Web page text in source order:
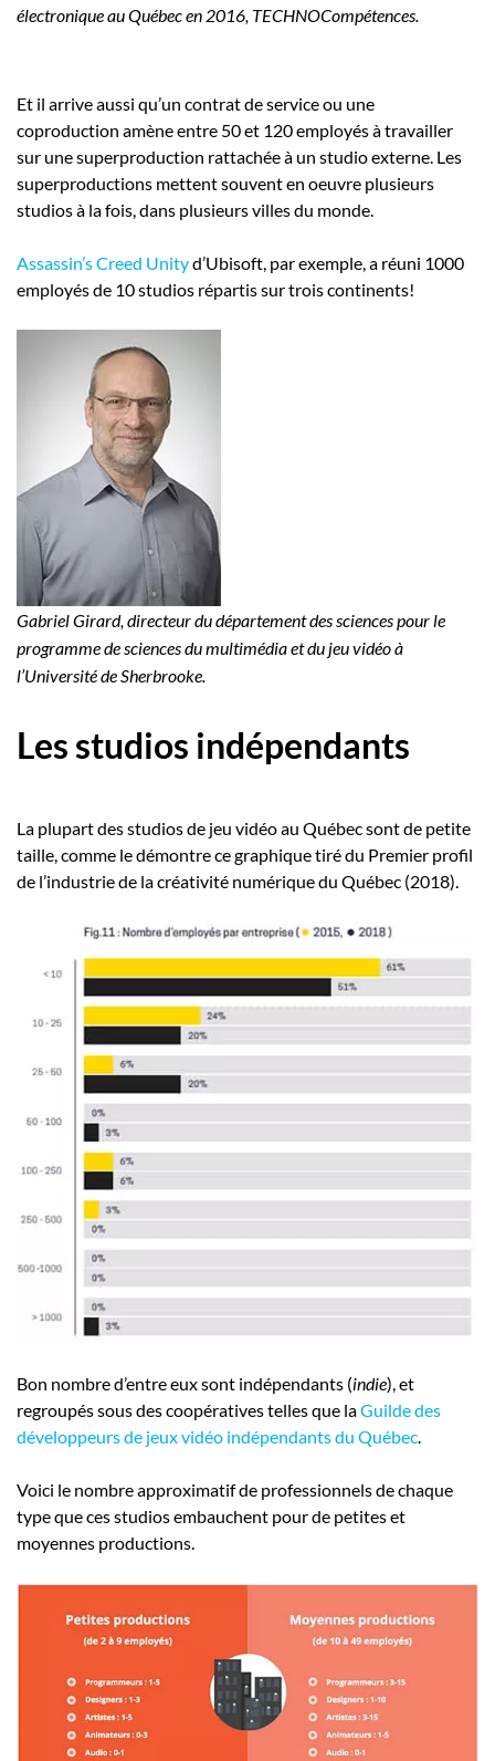
électronique au Québec en 2016, TECHNOCompétences.
Et il arrive aussi qu’un contrat de service ou une
coproduction amène entre 50 et 120 employés à travailler
sur une superproduction rattachée à un studio externe. Les
superproductions mettent souvent en oeuvre plusieurs
studios à la fois, dans plusieurs villes du monde.
Assassin’s Creed Unityd’Ubisoft, par exemple, a réuni 1000
employés de 10 studios répartis sur trois continents!
Gabriel Girard, directeur du département des sciences pour le
programme de sciences du multimédia et du jeu vidéo à
l’Université de Sherbrooke.
Les studios indépendants
La plupart des studios de jeu vidéo au Québec sont de petite
taille, comme le démontre ce graphique tiré du Premier profil
de l’industrie de la créativité numérique du Québec (2018).
Bon nombre d’entre eux sont indépendants (indie), et
regroupés sous des coopératives telles que laGuilde des
développeurs de jeux vidéo indépendants du Québec.
Voici le nombre approximatif de professionnels de chaque
type que ces studios embauchent pour de petites et
moyennes productions.